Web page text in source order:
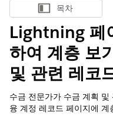
목차 표시
목차
Lightning 페
하여 계층 보
및 관련 레코
수금 전문가가 수금 계획
융 계정 레코드 페이지에